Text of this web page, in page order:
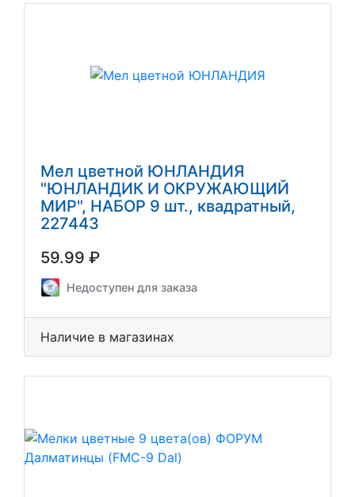
Мел цветной ЮНЛАНДИЯ
"ЮНЛАНДИК И ОКРУЖАЮЩИЙ
МИР", НАБОР 9 шт., квадратный,
227443
59.99 ₽
Недоступен для заказа
Наличие в магазинах